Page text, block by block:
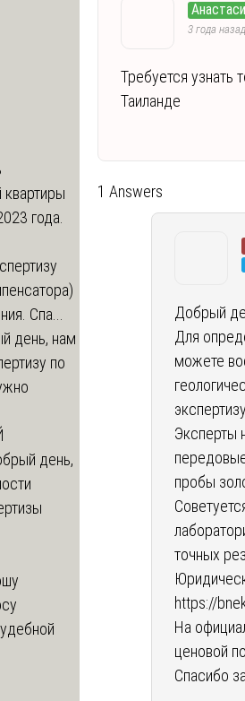
3 года назад
Требуется узнать
Таиланде
1 Answers
Добрый
Для
можете
Эксперты
пробы
точных
https://
На
ценовой
Спасибо
года.
Спа...
день, нам
по
день,